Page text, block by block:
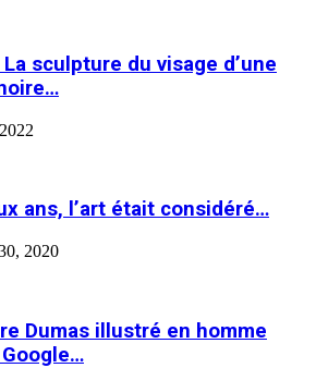
sculpture du visage d’une
ans, l’art était considéré…
2020
Dumas illustré en homme